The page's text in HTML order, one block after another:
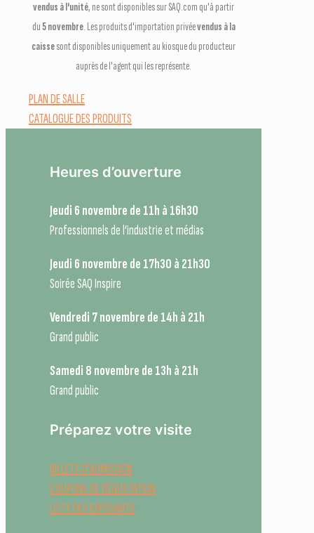
vendus à l'unité, ne sont disponibles sur SAQ.com qu'à partir
du5 novembre. Les produits d'importation privéevendus à la
caissesont disponibles uniquement au kiosque du producteur
auprès de l'agent qui les représente.
PLAN DE SALLE
CATALOGUE DES PRODUITS
Heures d’ouverture
Jeudi 6 novembre de 11h à 16h30
Professionnels de l’industrie et médias
Jeudi 6 novembre de 17h30 à 21h30
Soirée SAQ Inspire
Vendredi 7 novembre de 14h à 21h
Grand public
Samedi 8 novembre de 13h à 21h
Grand public
Préparez votre visite
BILLETS D'ADMISSION
COUPONS DE DÉGUSTATION
LISTE DES EXPOSANTS